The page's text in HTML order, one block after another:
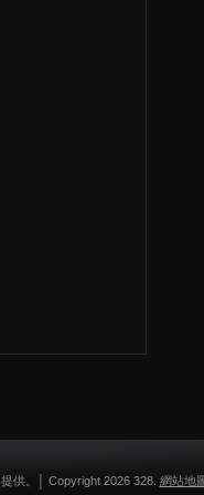
提供。│ Copyright 2026 328. 網站地